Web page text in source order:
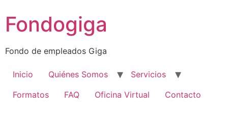
contenido
Fondogiga
Fondo de empleados Giga
Inicio Quiénes Somos
Servicios
Formatos
FAQ Oficina Virtual Contacto